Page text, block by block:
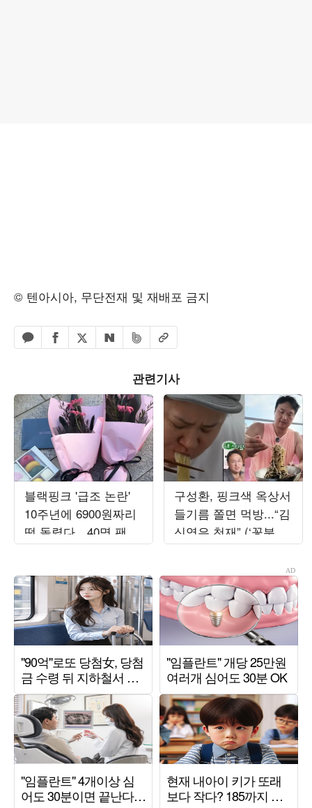
© 텐아시아, 무단전재 및 재배포 금지
카카오톡 공유하기
페이스북 공유하기
엑스 공유하기
네이버 공유하기
밴드 공유하기
URL복사
관련기사
블랙핑크 '급조 논란'
10주년에 6900원짜리
떡 돌렸다…40명 팬 한
정 '가성비 선물' 갑론
구성환, 핑크색 옥상서
들기름 쫄면 먹방...“김
신영은 천재” (‘꽃분
이’)